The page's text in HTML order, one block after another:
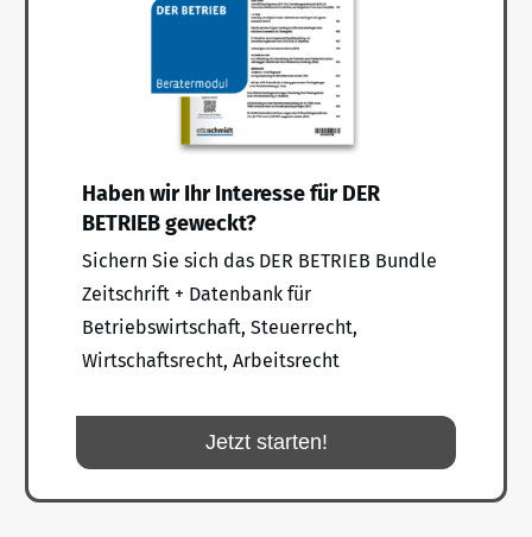
Haben wir Ihr Interesse für DER
BETRIEB geweckt?
Sichern Sie sich das DER BETRIEB Bundle
Zeitschrift + Datenbank für
Betriebswirtschaft, Steuerrecht,
Wirtschaftsrecht, Arbeitsrecht
Jetzt starten!